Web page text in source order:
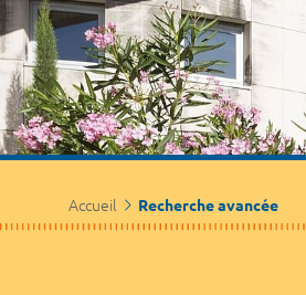
Accueil Recherche avancée